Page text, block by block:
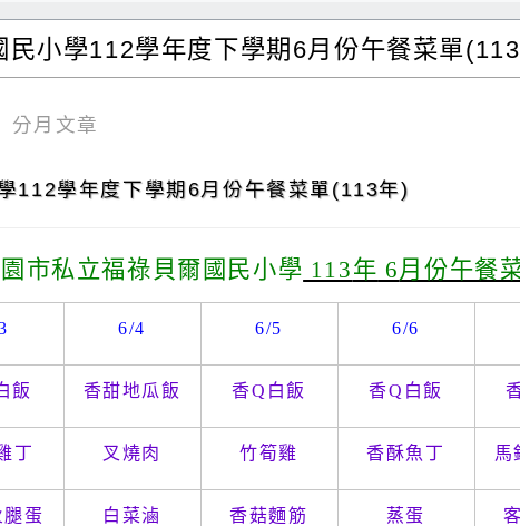
民小學112學年度下學期6月份午餐菜單
分月文章
112學年度下學期6月份午餐菜單(113年)
市私立福祿貝爾國民小學 113年 6月份午餐
6/4 6/5 6/6
飯 香甜地瓜飯 香Q 白飯 香Q 白飯
丁 叉燒肉 竹筍雞 香酥魚丁 馬
腿蛋 白菜滷 香菇麵筋 蒸蛋